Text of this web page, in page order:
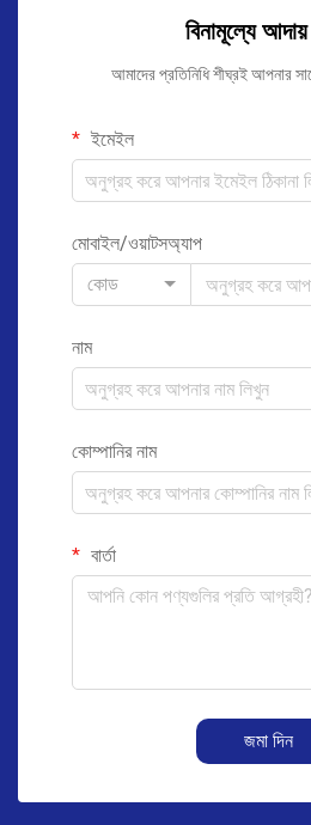
বিনামূল্যে
আমাদের প্রতিনিধি শীঘ্রই আপনার
ইমেইল
মোবাইল/ওয়াটসঅ্যাপ
কোড
নাম
কোম্পানির নাম
বার্তা
জমা দিন